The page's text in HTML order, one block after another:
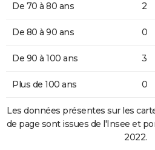
De 70 à 80 ans 2
De 80 à 90 ans 0
De 90 à 100 ans 3
Plus de 100 ans 0
Les données présentes sur les
de page sont issues de l'Insee et
2022.